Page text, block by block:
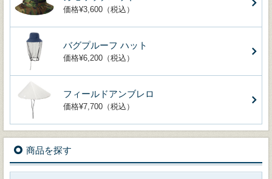
価格¥3,600（税込）
バグプルーフ ハット
価格¥6,200（税込）
フィールドアンブレロ
価格¥7,700（税込）
商品を探す